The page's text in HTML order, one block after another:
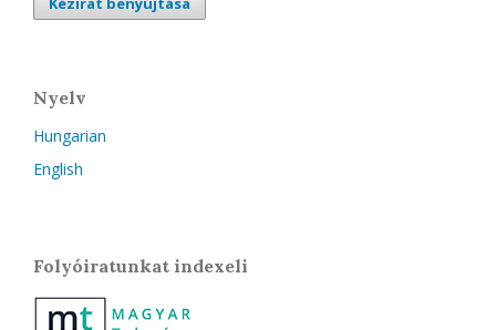
Nyelv
Hungarian
English
Folyóiratunkat indexeli